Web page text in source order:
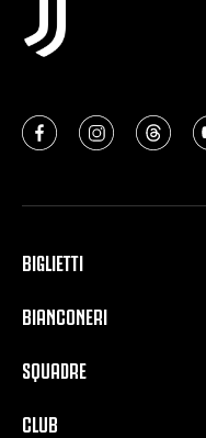
BIGLIETTI
BIANCONERI
SQUADRE
CLUB